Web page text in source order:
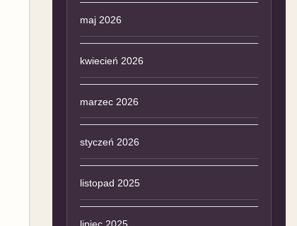
maj 2026
kwiecień 2026
marzec 2026
styczeń 2026
listopad 2025